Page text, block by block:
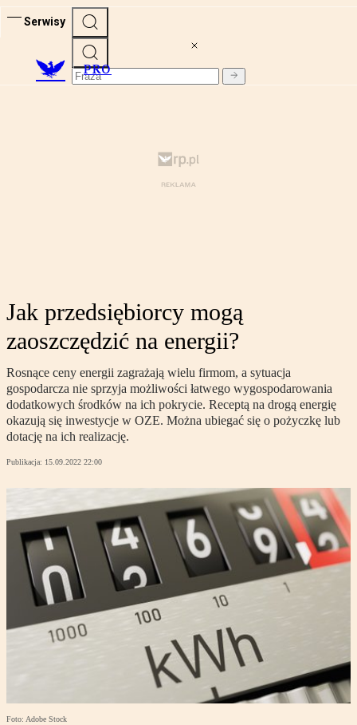
Serwisy
PRO
Jak przedsiębiorcy mogą
zaoszczędzić na energii?
Rosnące ceny energii zagrażają wielu firmom, a sytuacja
gospodarcza nie sprzyja możliwości łatwego wygospodarowania
dodatkowych środków na ich pokrycie. Receptą na drogą energię
okazują się inwestycje w OZE. Można ubiegać się o pożyczkę lub
dotację na ich realizację.
Publikacja: 15.09.2022 22:00
Foto: Adobe Stock